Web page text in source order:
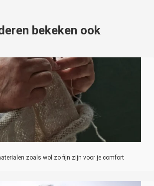
bekeken ook
zoals wol zo fijn zijn voor je comfort